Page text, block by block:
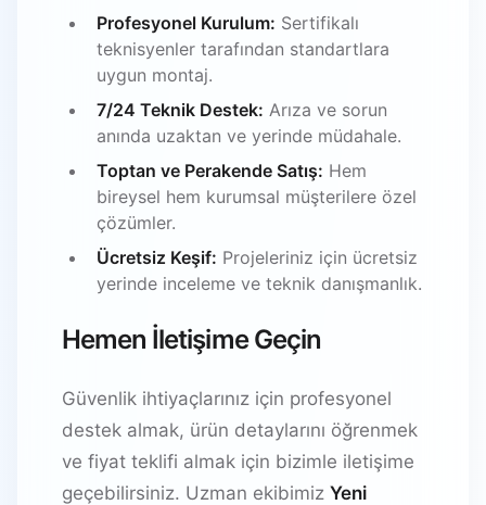
Profesyonel Kurulum: Sertifikalı
teknisyenler tarafından standartlara
uygun montaj.
7/24 Teknik Destek: Arıza ve sorun
anında uzaktan ve yerinde müdahale.
Toptan ve Perakende Satış: Hem
bireysel hem kurumsal müşterilere özel
çözümler.
Ücretsiz Keşif: Projeleriniz için ücretsiz
yerinde inceleme ve teknik danışmanlık.
Hemen İletişime Geçin
Güvenlik ihtiyaçlarınız için profesyonel
destek almak, ürün detaylarını öğrenmek
ve fiyat teklifi almak için bizimle iletişime
geçebilirsiniz. Uzman ekibimiz Yeni